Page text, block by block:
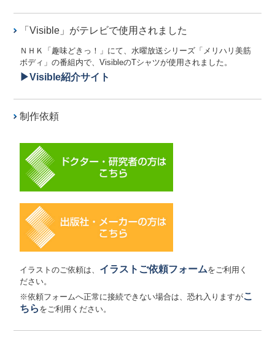
ホームページの閲覧、メール、フォームでのお問い合
理解の...
2025/05/03（土） お知らせ
骨と筋肉がわかる 人体ポーズ
集 増刷6刷り
弊社代表の佐藤良孝著、「動く美術解剖図 骨と筋肉
がわかる 人体ポーズ集」廣済堂出版2011年初版が増
です。すでに初版発行から14年になりますが、刷を重
2025年5月12日から16日および29日から30日の期間臨
くお願いいたします。
致しますがよろしくお願いいたします。
2024/06/28（金） 重要なお知らせ Visible入荷のお知らせ
た。
「Visible」がテレビで使用されました
ＮＨＫ「趣味どきっ！」にて、水曜放送シリーズ「メリハリ美筋
ボディ」の番組内で、VisibleのTシャツが使用されました。
▶Visible紹介サイト
制作依頼
イラストのご依頼は、 イラストご依頼フォームをご利用く
ださい。
※依頼フォームへ正常に接続できない場合は、恐れ入りますがこ
ちら をご利用ください。